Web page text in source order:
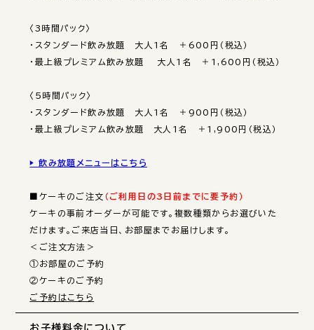
〈3時間パック〉
・スタンダード飲み放題　大人1名　＋600円（税込）
・最上級プレミアム飲み放題 　大人1名　＋1,600円（税込）
〈5時間パック〉
・スタンダード飲み放題　大人1名　＋900円（税込）
・最上級プレミアム飲み放題　大人1名　＋1,900円（税込）
▶ 飲み放題メニューはこちら
■ケーキのご注文 （ご利用日の3日前までに要予約）
ケーキの事前オーダーが可能です。複数種類からお選びいた
だけます。ご来店当日、お部屋までお届けします。
＜ご注文方法＞
①お部屋のご予約
ご予約はこちら
お子様料金について